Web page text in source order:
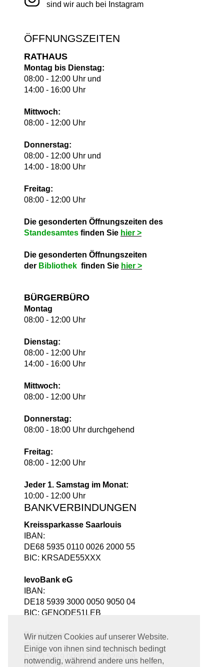
Wir nutzen Cookies auf unserer Website.
Einige von ihnen sind technisch bedingt
notwendig, während andere uns helfen,
sind wir auch bei Instagram
ÖFFNUNGSZEITEN
RATHAUS
Montag bis Dienstag:
08:00 - 12:00 Uhr und
14:00 - 16:00 Uhr
Mittwoch:
08:00 - 12:00 Uhr
Donnerstag:
08:00 - 12:00 Uhr und
14:00 - 18:00 Uhr
Freitag:
08:00 - 12:00 Uhr
Die gesonderten Öffnungszeiten des
Standesamtes finden Sie hier >
Die gesonderten Öffnungszeiten
der Bibliothek finden Sie hier >
BÜRGERBÜRO
Montag
08:00 - 12:00 Uhr
Dienstag:
08:00 - 12:00 Uhr
14:00 - 16:00 Uhr
Mittwoch:
08:00 - 12:00 Uhr
Donnerstag:
08:00 - 18:00 Uhr durchgehend
Freitag:
08:00 - 12:00 Uhr
Jeder 1. Samstag im Monat:
10:00 - 12:00 Uhr
BANKVERBINDUNGEN
Kreissparkasse Saarlouis
IBAN:
DE68 5935 0110 0026 2000 55
BIC: KRSADE55XXX
levoBank eG
IBAN:
DE18 5939 3000 0050 9050 04
BIC: GENODE51LEB
Bank1Saar
IBAN:
DE03 5919 0000 0002 9260 08